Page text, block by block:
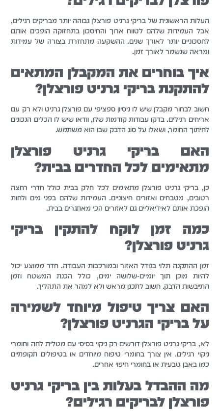
העלות הראשונית של בריקי גרניט פורצלן גבוהה יותר מבריקים רגילים,
אבל העמידות שלהם לטווח ארוך והחיסכון בתחזוקה הופכים אותם
לחסכוניים יותר לאורך שנים. ההשקעה מתחזרת בצורה של עמידות
ומראה שנשמר לאורך זמן.
איך בוחרים את המקבלן המתאים
להתקנת בריקי גרניט פורצלן?
חשוב לבחור מקבלן שיש לו ניסיון ספציפי עם פורצלן גרניט ולא רק עם
אריחים רגילים. בדקו עבודות קודמות שלו, וודאו שיש לו הכלים הנכונים
לחיתוך החומר, ושאלו על סוג הדבק שבו הוא משתמש.
האם בריקי גרניט פורצלן
מתאימים לכל החדרים בבית?
כן, בריקי גרניט פורצלן מתאימים לכל חלק בבית כולל חדרי רחצה
רטובים, מטבחים ואזורים חיצוניים. העמידות שלהם בפני מים ולחות
הופכת אותם לאידיאליים גם לאזורים הכי מאתגרים בבית.
כמה זמן לוקח להתקין בריקי
גרניט פורצלן?
זמן ההתקנה תלוי בגודל האזור ובמורכבות העבודה. חדר ממוצע יכול
להיות מוכן תוך יומיים-שלושה ימים, כולל הכנת המשטח וזמן
התייבשות הדבק. חשוב לתכנן מראש ולא למהר את התהליך.
האם צריך טיפול מיוחד לשמירה
על בריקי הגרניט פורצלן?
לא, בריקי גרניט פורצלן דורשים רק ניקוי בסיסי עם מטלית לחה וחומרי
ניקוי רגילים. אין צורך בחומרי טיפוח מיוחדים או בטיפולים תקופתיים
כמו באבן טבעית או בחומרי חיפוי אחרים.
מה ההבדל בעלות בין בריקי גרניט
פורצלן לבריקים רגילים?